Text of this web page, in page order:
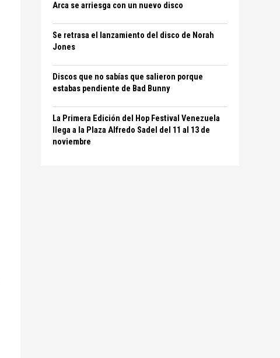
Arca se arriesga con un nuevo disco
Se retrasa el lanzamiento del disco de Norah
Jones
Discos que no sabías que salieron porque
estabas pendiente de Bad Bunny
La Primera Edición del Hop Festival Venezuela
llega a la Plaza Alfredo Sadel del 11 al 13 de
noviembre